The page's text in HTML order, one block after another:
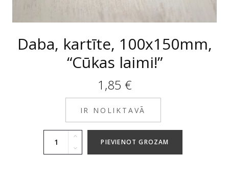
Daba, kartīte, 100x150mm,
“Cūkas laimi!”
1,85 €
IR NOLIKTAVĀ
PIEVIENOT GROZAM